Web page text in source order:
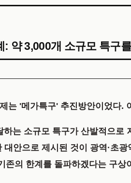
: 약 3,000개 소규모 특구
는 '메가특구' 추진방안이었다.
하는 소규모 특구가 산발적으
안으로 제시된 것이 광역·초
존의 한계를 돌파하겠다는 구상